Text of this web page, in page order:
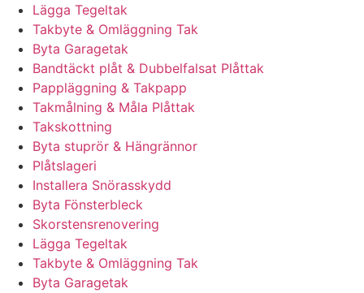
Lägga Tegeltak
Takbyte & Omläggning Tak
Byta Garagetak
Bandtäckt plåt & Dubbelfalsat Plåttak
Pappläggning & Takpapp
Takmålning & Måla Plåttak
Takskottning
Byta stuprör & Hängrännor
Plåtslageri
Installera Snörasskydd
Byta Fönsterbleck
Skorstensrenovering
Lägga Tegeltak
Takbyte & Omläggning Tak
Byta Garagetak